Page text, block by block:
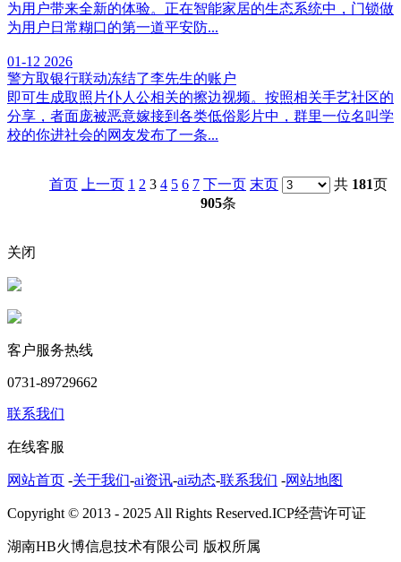
为用户带来全新的体验。正在智能家居的生态系统中，门锁做
为用户日常糊口的第一道平安防...
01-12 2026
警方取银行联动冻结了李先生的账户
即可生成取照片仆人公相关的擦边视频。按照相关手艺社区的
分享，者面庞被恶意嫁接到各类低俗影片中，群里一位名叫学
校的你进社会的网友发布了一条...
首页 上一页 1 2 3 4 5 6 7 下一页 末页 共 181页
905条
关闭
客户服务热线
0731-89729662
联系我们
在线客服
网站首页 -关于我们-ai资讯-ai动态-联系我们 -网站地图
Copyright © 2013 - 2025 All Rights Reserved.ICP经营许可证
湖南HB火博信息技术有限公司 版权所属